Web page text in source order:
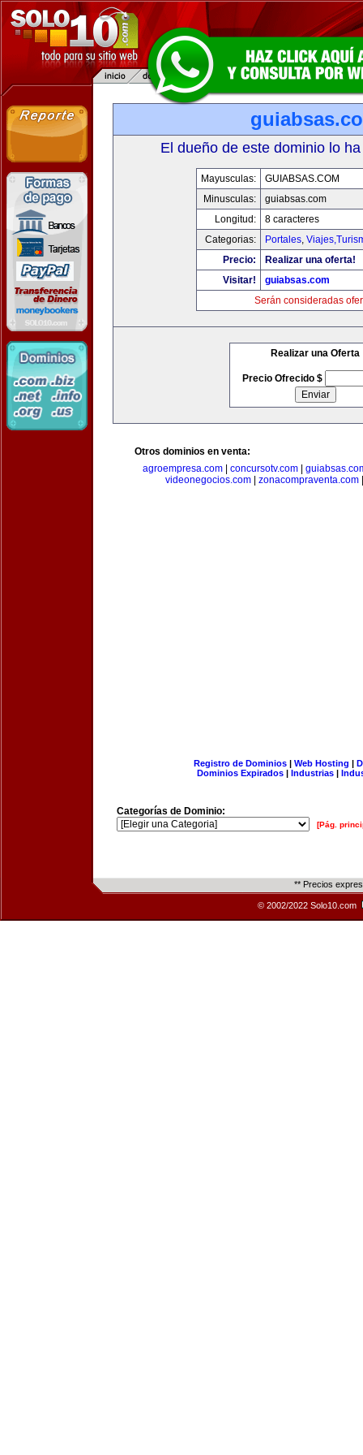
El dueño de este dominio lo
Mayusculas:
GUIABSAS.COM
Minusculas:
guiabsas.com
Longitud:
8 caracteres
Categorias:
Portales,
Precio:
Realizar una oferta!
Visitar!
guiabsas.com
Serán consideradas
Realizar una Oferta
Precio Ofrecido $
Otros dominios en venta:
agroempresa.com
concursotv.com
videonegocios.com
zonacompraventa.com
Registro de Dominios| Web Hosting |
Dominios Expirados | Industrias |
Categorías de Dominio:
[Pág.
** Precios
© 2002/2022 Solo10.com